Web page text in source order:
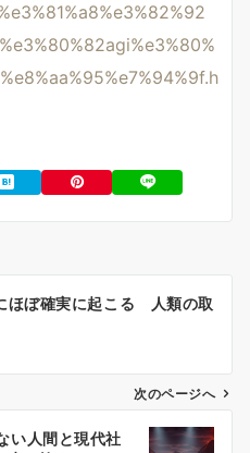
ほぼ確実に起こる 人類の取
次のページへ
い人間と現代社